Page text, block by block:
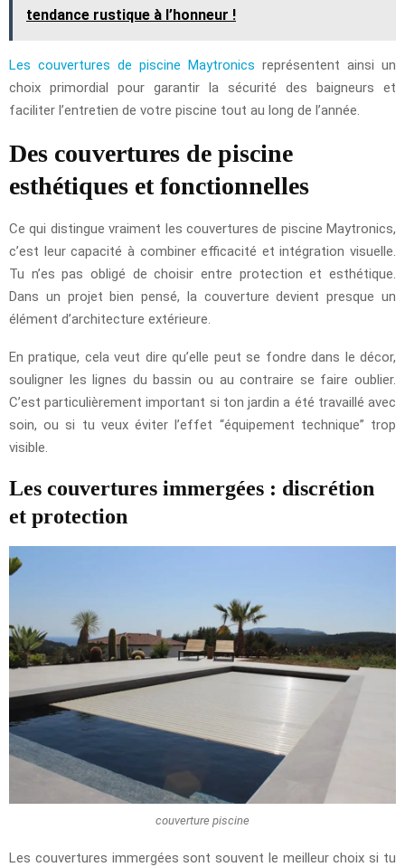
tendance rustique à l’honneur !
Les couvertures de piscine Maytronics représentent ainsi un
choix primordial pour garantir la sécurité des baigneurs et
faciliter l’entretien de votre piscine tout au long de l’année.
Des couvertures de piscine
esthétiques et fonctionnelles
Ce qui distingue vraiment les couvertures de piscine Maytronics,
c’est leur capacité à combiner efficacité et intégration visuelle.
Tu n’es pas obligé de choisir entre protection et esthétique.
Dans un projet bien pensé, la couverture devient presque un
élément d’architecture extérieure.
En pratique, cela veut dire qu’elle peut se fondre dans le décor,
souligner les lignes du bassin ou au contraire se faire oublier.
C’est particulièrement important si ton jardin a été travaillé avec
soin, ou si tu veux éviter l’effet “équipement technique” trop
visible.
Les couvertures immergées : discrétion
et protection
couverture piscine
Les couvertures immergées sont souvent le meilleur choix si tu